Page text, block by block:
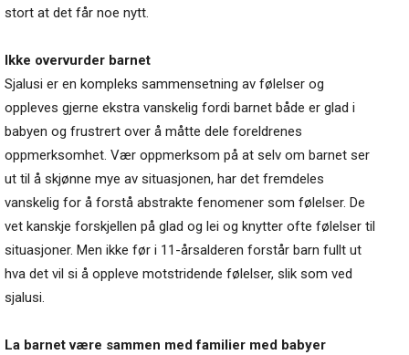
stort at det får noe nytt.
Ikke overvurder barnet
Sjalusi er en kompleks sammensetning av følelser og
oppleves gjerne ekstra vanskelig fordi barnet både er glad i
babyen og frustrert over å måtte dele foreldrenes
oppmerksomhet. Vær oppmerksom på at selv om barnet ser
ut til å skjønne mye av situasjonen, har det fremdeles
vanskelig for å forstå abstrakte fenomener som følelser. De
vet kanskje forskjellen på glad og lei og knytter ofte følelser til
situasjoner. Men ikke før i 11-årsalderen forstår barn fullt ut
hva det vil si å oppleve motstridende følelser, slik som ved
sjalusi.
La barnet være sammen med familier med babyer